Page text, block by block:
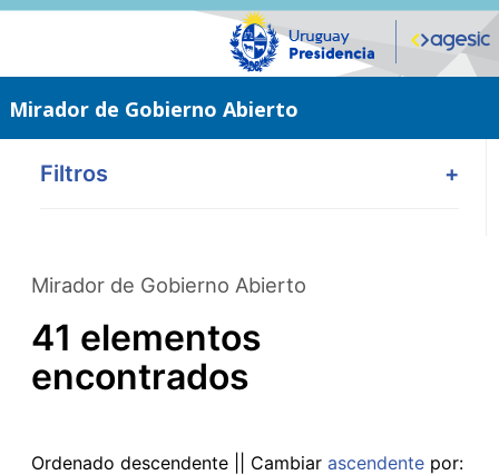
Saltar
Mirador de Gobierno Abierto
Filtros +
Mirador de Gobierno Abierto
41 elementos
encontrados
Ordenado descendente || Cambiar ascendente por: